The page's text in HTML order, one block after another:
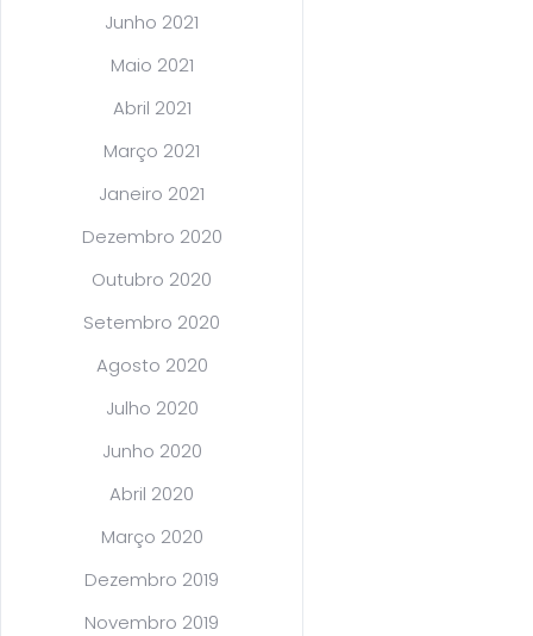
Junho 2021
Maio 2021
Abril 2021
Março 2021
Janeiro 2021
Dezembro 2020
Outubro 2020
Setembro 2020
Agosto 2020
Julho 2020
Junho 2020
Abril 2020
Março 2020
Dezembro 2019
Novembro 2019